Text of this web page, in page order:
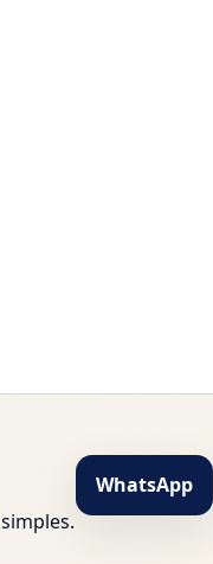
WhatsApp